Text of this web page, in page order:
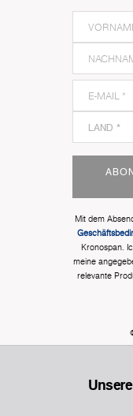
Mit dem
Kronospan.
meine
relevante